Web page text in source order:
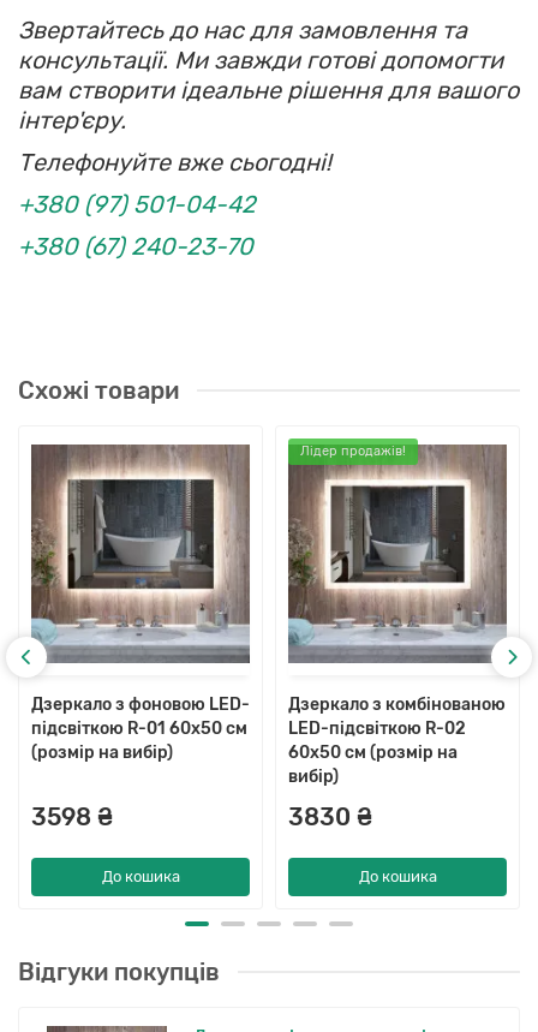
Звертайтесь до нас для замовлення та
консультації. Ми завжди готові допомогти
вам створити ідеальне рішення для вашого
інтер'єру.
Телефонуйте вже сьогодні!
+380 (97) 501-04-42
+380 (67) 240-23-70
Схожі товари
Дзеркало з фоновою LED-
підсвіткою R-01 60x50 см
(розмір на вибір)
3598 ₴
До кошика
Лідер продажів!
Дзеркало з комбінованою
LED-підсвіткою R-02
60x50 см (розмір на
вибір)
3830 ₴
До кошика
Відгуки покупців